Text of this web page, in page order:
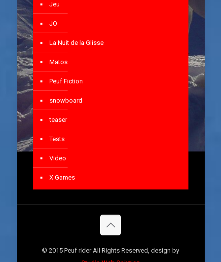
Jeu
JO
La Nuit de la Glisse
Matos
Peuf Fiction
snowboard
teaser
Tests
Video
X Games
© 2015 Peuf rider All Rights Reserved, design by